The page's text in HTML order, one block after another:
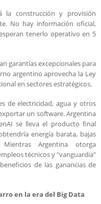
la construcción y provisión
No hay información oficial,
tenerlo operativo en 5
garantías excepcionales para
argentino aprovecha la Ley
en sectores estratégicos.
de electricidad, agua y otros
un software. Argentina
se lleva el producto final
energía barata, bajas
Argentina otorga
técnicos y "vanguardia"
de las ganancias de
en la era del Big Data